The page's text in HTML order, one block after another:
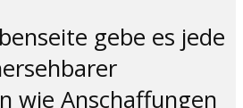
gebe es jede
wie Anschaffungen